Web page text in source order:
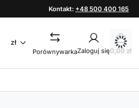
Kontakt: +48 500 400 165
zł
PorównywarkaZaloguj się0,00 zł